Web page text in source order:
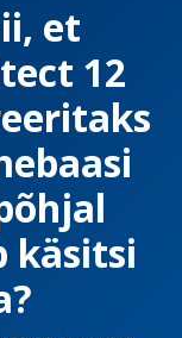
et
12
käsitsi